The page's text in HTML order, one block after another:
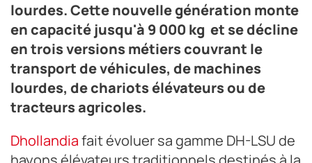
Crédit photo Dhollandia
lourdes. Cette nouvelle génération monte
en capacité jusqu'à 9 000 kg et se décline
en trois versions métiers couvrant le
transport de véhicules, de machines
lourdes, de chariots élévateurs ou de
tracteurs agricoles.
Dhollandiafait évoluer sa gamme DH-LSU de